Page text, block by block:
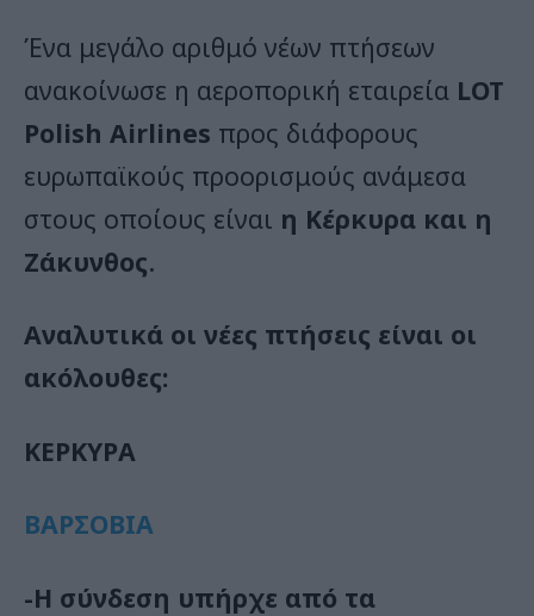
Ένα μεγάλο αριθμό νέων πτήσεων
ανακοίνωσε η αεροπορική εταιρεία LOT
Polish Airlines προς διάφορους
ευρωπαϊκούς προορισμούς ανάμεσα
στους οποίους είναι η Κέρκυρα και η
Ζάκυνθος.
Αναλυτικά οι νέες πτήσεις είναι οι
ακόλουθες:
ΚΕΡΚΥΡΑ
ΒΑΡΣΟΒΙΑ
-Η σύνδεση υπήρχε από τα